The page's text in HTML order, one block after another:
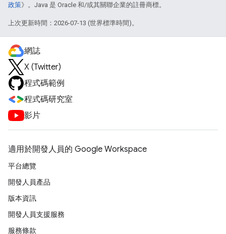
政策》。Java 是 Oracle 和/或其關聯企業的註冊商標。
上次更新時間：2026-07-13 (世界標準時間)。
網誌
X (Twitter)
程式碼範例
程式碼研究室
影片
適用於開發人員的 Google Workspace
平台總覽
開發人員產品
版本資訊
開發人員支援服務
服務條款